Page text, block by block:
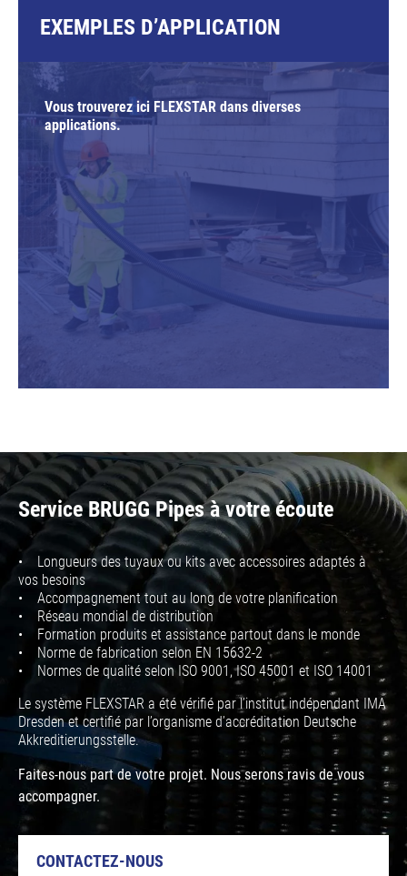
EXEMPLES D’APPLICATION
Vous trouverez ici FLEXSTAR dans diverses
applications.
Service BRUGG Pipes à votre écoute
• Longueurs des tuyaux ou kits avec accessoires adaptés à
vos besoins
• Accompagnement tout au long de votre planification
• Réseau mondial de distribution
• Formation produits et assistance partout dans le monde
• Norme de fabrication selon EN 15632-2
• Normes de qualité selon ISO 9001, ISO 45001 et ISO 14001
Le système FLEXSTAR a été vérifié par l’institut indépendant IMA
Dresden et certifié par l’organisme d’accréditation Deutsche
Akkreditierungsstelle.
Faites-nous part de votre projet. Nous serons ravis de vous
accompagner.
CONTACTEZ-NOUS